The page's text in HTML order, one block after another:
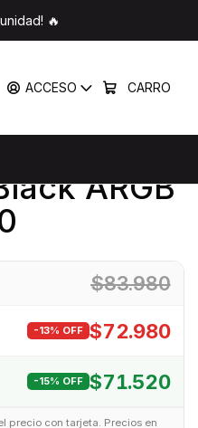
ACCESO CARRO
🔥
ARGB
$83.980
-13% OFF $72.980
-15% OFF $71.520
precio con tarjeta. Precios en